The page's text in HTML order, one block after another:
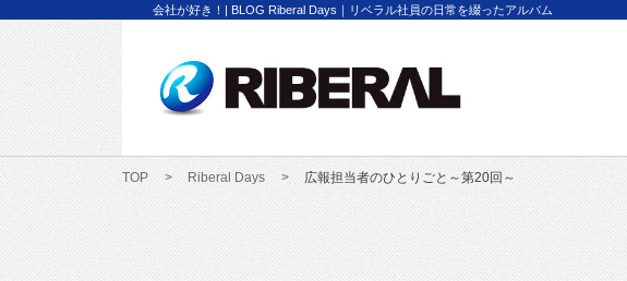
会社が好き！| BLOG Riberal Days｜リベラル社員の日常を綴ったアルバム
TOP Riberal Days 広報担当者のひとりごと～第20回～